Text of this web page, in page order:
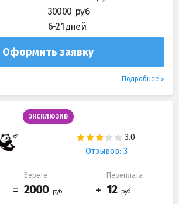
30000
6-21 дней
Оформить заявку
Подробнее
ЭКСКЛЮЗИВ
Отзывов: 3
Берете Переплата